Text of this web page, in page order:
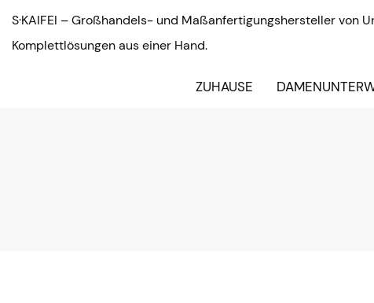
S·KAIFEI – Großhandels- und Maßanfertigungshersteller von
Komplettlösungen aus einer Hand.
ZUHAUSE